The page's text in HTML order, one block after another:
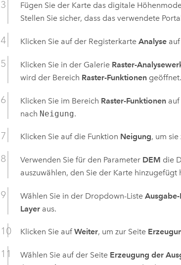
Fügen Sie der Karte das digitale
Stellen Sie sicher, dass das verwendete
Klicken Sie auf der RegisterkarteAnalyse auf
Klicken Sie in der Galerie Raster-
wird der Bereich Raster-Funktionen geöffnet.
Klicken Sie im Bereich Raster-Funktionen
nach Neigung.
Klicken Sie auf die Funktion Neigung, um
Verwenden Sie für den Parameter DEM die
auszuwählen, den Sie der Karte hinzugefügt
Wählen Sie in der Dropdown-ListeAusgabe-
Layer aus.
Klicken Sie aufWeiter, um zur Seite
Wählen Sie auf der Seite Erzeugung der